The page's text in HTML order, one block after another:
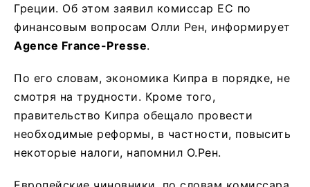
Греции. Об этом заявил комиссар ЕС по
финансовым вопросам Олли Рен, информирует
Agence France-Presse.
По его словам, экономика Кипра в порядке, не
смотря на трудности. Кроме того,
правительство Кипра обещало провести
необходимые реформы, в частности, повысить
некоторые налоги, напомнил О.Рен.